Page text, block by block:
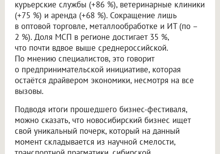
курьерские службы (+86 %), ветеринарные клиники
(+75 %) и аренда (+68 %). Сокращение лишь
в оптовой торговле, металлообработке и ИТ (по –
2 %). Доля МСП в регионе достигает 35 %,
что почти вдвое выше среднероссийской.
По мнению специалистов, это говорит
о предпринимательской инициативе, которая
остаётся драйвером экономики, несмотря на все
вызовы.
Подводя итоги прошедшего бизнес-фестиваля,
можно сказать, что новосибирский бизнес ищет
свой уникальный почерк, который на данный
момент складывается из научной смелости,